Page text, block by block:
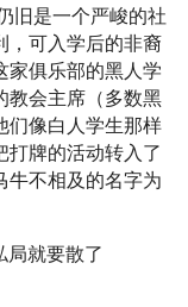
旧是一个严峻的社
，可入学后的非裔
家俱乐部的黑人学
教会主席（多数黑
们像白人学生那样
打牌的活动转入了
牛不相及的名字为